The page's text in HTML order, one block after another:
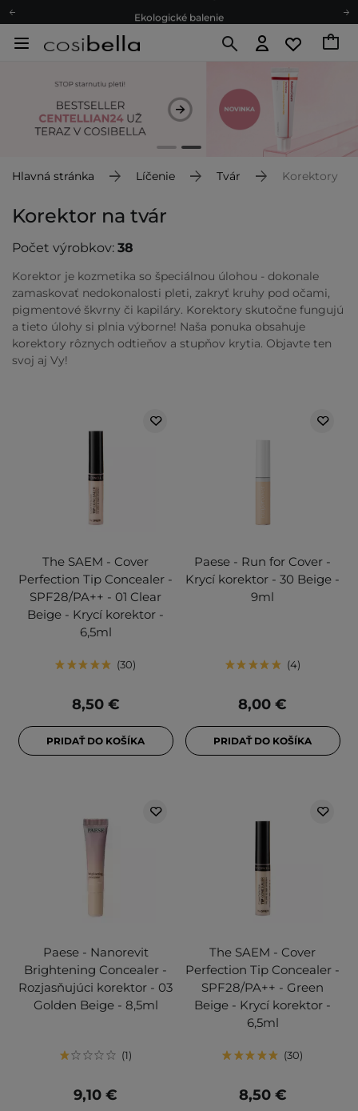
Ekologické balenie
Odmeňovací program
Ekologické balenie
Hlavná stránka Líčenie Tvár Korektory
Korektor na tvár
Počet výrobkov: 38
Korektor je kozmetika so špeciálnou úlohou - dokonale
zamaskovať nedokonalosti pleti, zakryť kruhy pod očami,
pigmentové škvrny či kapiláry. Korektory skutočne fungujú
a tieto úlohy si plnia výborne! Naša ponuka obsahuje
korektory rôznych odtieňov a stupňov krytia. Objavte ten
svoj aj Vy!
The SAEM - Cover
Perfection Tip Concealer -
SPF28/PA++ - 01 Clear
Beige - Krycí korektor -
6,5ml
30
8,50 €
PRIDAŤ DO KOŠÍKA
Paese - Run for Cover -
Krycí korektor - 30 Beige -
9ml
4
8,00 €
PRIDAŤ DO KOŠÍKA
Paese - Nanorevit
Brightening Concealer -
Rozjasňujúci korektor - 03
Golden Beige - 8,5ml
1
9,10 €
The SAEM - Cover
Perfection Tip Concealer -
SPF28/PA++ - Green
Beige - Krycí korektor -
6,5ml
30
8,50 €